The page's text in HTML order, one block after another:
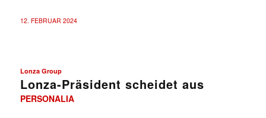
12. FEBRUAR 2024
Lonza Group
Lonza-Präsident scheidet aus
PERSONALIA